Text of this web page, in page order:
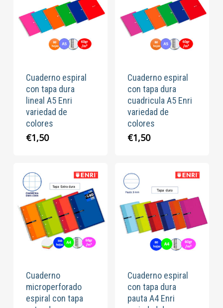
Cuaderno espiral
con tapa dura
lineal A5 Enri
variedad de
colores
€1,50
Cuaderno espiral
con tapa dura
cuadricula A5 Enri
variedad de
colores
€1,50
Cuaderno
microperforado
espiral con tapa
Cuaderno espiral
con tapa dura
pauta A4 Enri